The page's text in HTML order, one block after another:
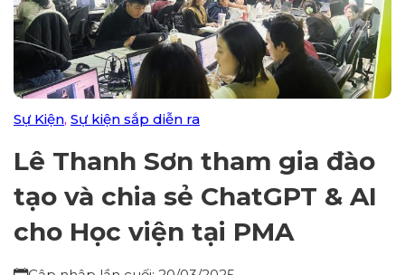
Sự Kiện, Sự kiện sắp diễn ra
Lê Thanh Sơn tham gia đào
tạo và chia sẻ ChatGPT & AI
cho Học viện tại PMA